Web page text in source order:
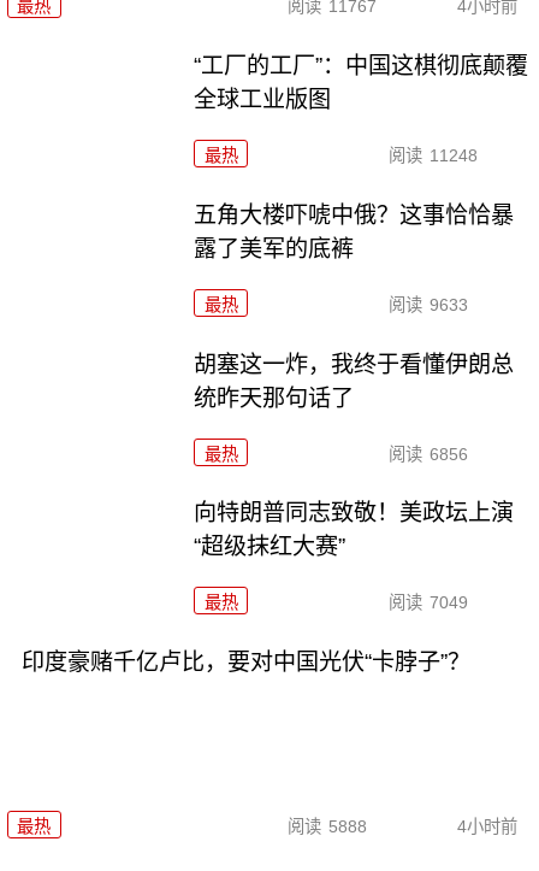
最热 阅读 11767 4小时前
“工厂的工厂”：中国这棋彻底颠覆
全球工业版图
最热 阅读 11248
五角大楼吓唬中俄？这事恰恰暴
露了美军的底裤
最热 阅读 9633
胡塞这一炸，我终于看懂伊朗总
统昨天那句话了
最热 阅读 6856
向特朗普同志致敬！美政坛上演
“超级抹红大赛”
最热 阅读 7049
印度豪赌千亿卢比，要对中国光伏“卡脖子”？
最热 阅读 5888 4小时前